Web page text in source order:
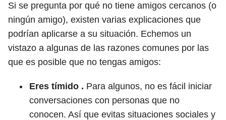
Si se pregunta por qué no tiene amigos cercanos (o
ningún amigo), existen varias explicaciones que
podrían aplicarse a su situación. Echemos un
vistazo a algunas de las razones comunes por las
que es posible que no tengas amigos:
Eres tímido . Para algunos, no es fácil iniciar
conversaciones con personas que no
conocen. Así que evitas situaciones sociales y